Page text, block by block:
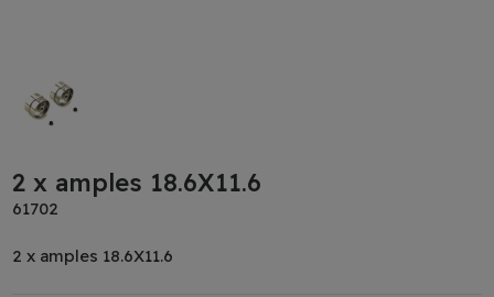
2 x amples 18.6X11.6
61702
2 x amples 18.6X11.6